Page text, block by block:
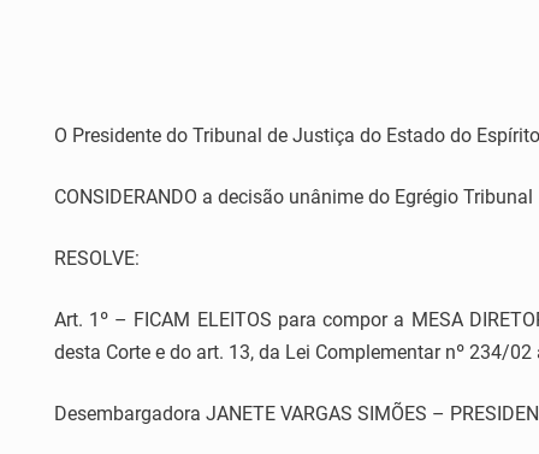
O Presidente do Tribunal de Justiça do Estado do
CONSIDERANDO a decisão unânime do Egrégio
RESOLVE:
Art. 1º – FICAM ELEITOS para compor a MESA
desta Corte e do art. 13, da Lei Complementar nº 234/
Desembargadora JANETE VARGAS SIMÕES –